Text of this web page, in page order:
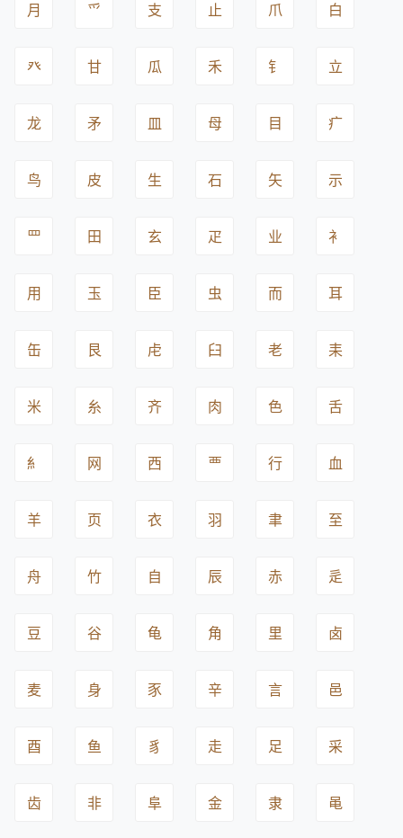
月 爫 支 止 爪 白
癶 甘 瓜 禾 钅 立
龙 矛 皿 母 目 疒
鸟 皮 生 石 矢 示
罒 田 玄 疋 业 衤
用 玉 臣 虫 而 耳
缶 艮 虍 臼 老 耒
米 糸 齐 肉 色 舌
糹 网 西 覀 行 血
羊 页 衣 羽 聿 至
舟 竹 自 辰 赤 辵
豆 谷 龟 角 里 卤
麦 身 豕 辛 言 邑
酉 鱼 豸 走 足 采
齿 非 阜 金 隶 黾